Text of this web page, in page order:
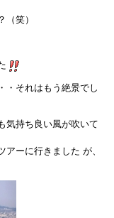
笑）
・それはもう絶景でし
気持ち良い風が吹いて
ーに行きました が、
ログ
予約
せ